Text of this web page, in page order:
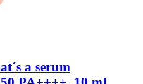
a serum